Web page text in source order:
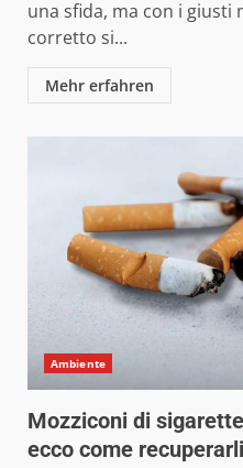
una sfida, ma con i giusti
corretto si...
Mehr erfahren
Ambiente
Mozziconi di
ecco come recuperarli